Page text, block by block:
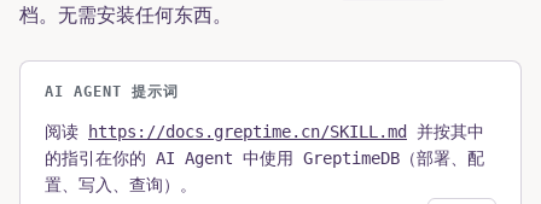
档。无需安装任何东西。
AI AGENT 提示词
阅读 https://docs.greptime.cn/SKILL.md
并按其中
的指引在你的 AI Agent 中使用 GreptimeDB（部署、配
置、写入、查询）。